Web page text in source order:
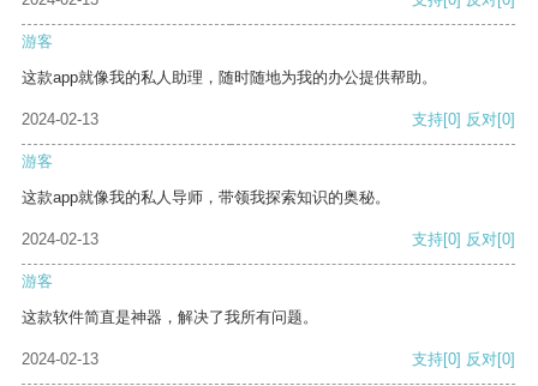
游客
这款app就像我的私人助理，随时随地为我的办公提供帮助。
2024-02-13 支持[0] 反对[0]
游客
这款app就像我的私人导师，带领我探索知识的奥秘。
2024-02-13 支持[0] 反对[0]
游客
这款软件简直是神器，解决了我所有问题。
2024-02-13 支持[0] 反对[0]